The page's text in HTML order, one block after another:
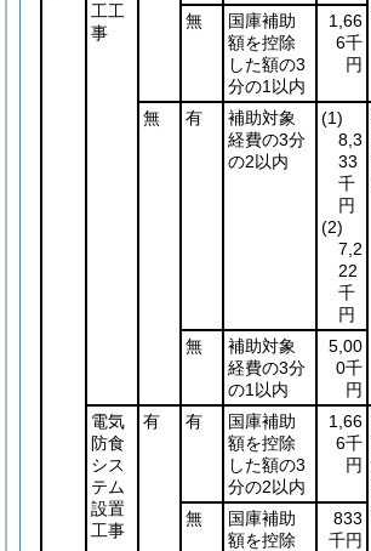
工工
事
無
国庫補助
額を控除
した額の3
分の1以内
1,66
6千
円
無 有
補助対象
経費の3分
の2以内
(1)
8,3
33
千
円
(2)
7,2
22
千
円
無
補助対象
経費の3分
の1以内
5,00
0千
円
電気
防食
シス
テム
設置
工事
有 有
国庫補助
額を控除
した額の3
分の2以内
1,66
6千
円
無
国庫補助
額を控除
833
千円